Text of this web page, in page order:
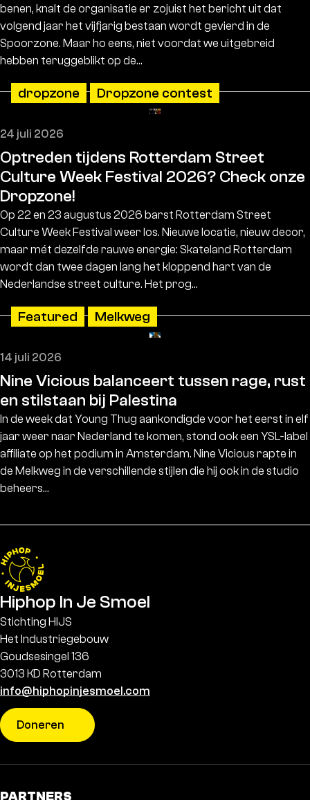
benen, knalt de organisatie er zojuist het bericht uit dat
volgend jaar het vijfjarig bestaan wordt gevierd in de
Spoorzone. Maar ho eens, niet voordat we uitgebreid
hebben teruggeblikt op de…
24 juli 2026
dropzone Dropzone contest
Optreden tijdens Rotterdam Street
Culture Week Festival 2026? Check onze
Dropzone!
Op 22 en 23 augustus 2026 barst Rotterdam Street
Culture Week Festival weer los. Nieuwe locatie, nieuw decor,
maar mét dezelfde rauwe energie: Skateland Rotterdam
wordt dan twee dagen lang het kloppend hart van de
Nederlandse street culture. Het prog…
14 juli 2026
Featured Melkweg
Nine Vicious balanceert tussen rage, rust
en stilstaan bij Palestina
In de week dat Young Thug aankondigde voor het eerst in elf
jaar weer naar Nederland te komen, stond ook een YSL-label
affiliate op het podium in Amsterdam. Nine Vicious rapte in
de Melkweg in de verschillende stijlen die hij ook in de studio
beheers…
Hiphop In Je Smoel
Stichting HIJS
Het Industriegebouw
Goudsesingel 136
3013 KD Rotterdam
info@hiphopinjesmoel.com
Doneren
PARTNERS